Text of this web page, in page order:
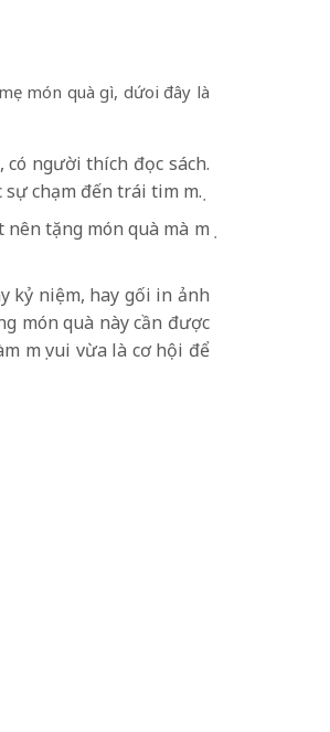
món quà gì, dứoi đây là
người thích đọc sách.
chạm đến trái tim mẹ.
tặng món quà mà mẹ
kỷ niệm, hay gối in ảnh
món quà này cần được
mẹ vui vừa là cơ hội để